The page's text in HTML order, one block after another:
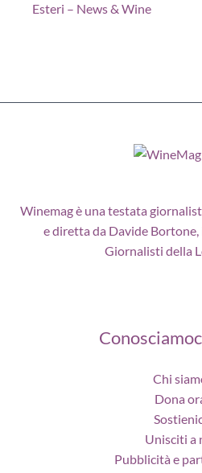
Esteri – News & Wine
Winemag è una testata
e diretta da Davide
Giornalisti della
Chi
Dona
Unisciti a
Pubblicità e